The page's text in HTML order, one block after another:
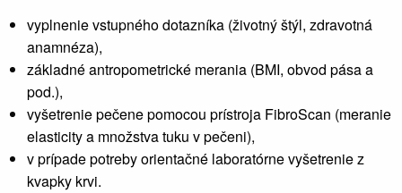
vyplnenie vstupného dotazníka (životný štýl, zdravotná
anamnéza),
základné antropometrické merania (BMI, obvod pása a
pod.),
vyšetrenie pečene pomocou prístroja FibroScan (meranie
elasticity a množstva tuku v pečeni),
v prípade potreby orientačné laboratórne vyšetrenie z
kvapky krvi.